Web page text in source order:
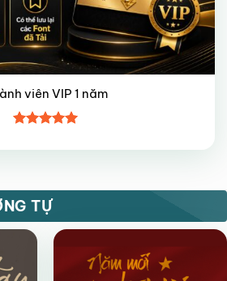
viên VIP 1 năm
hạng55
TỰ